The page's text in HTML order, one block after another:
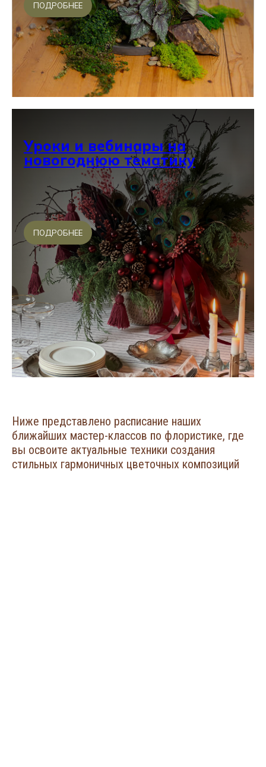
ПОДРОБНЕЕ
Уроки и вебинары на
новогоднюю тематику
ПОДРОБНЕЕ
Ниже представлено расписание наших
ближайших мастер-классов по флористике, где
вы освоите актуальные техники создания
стильных гармоничных цветочных композиций